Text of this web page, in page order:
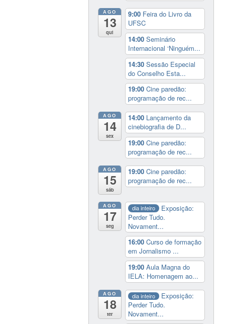
AGO
13
qui
9:00 Feira do Livro da
UFSC
14:00Seminário
Internacional ‘Ninguém...
14:30Sessão Especial
do Conselho Esta...
19:00Cine paredão:
programação de rec...
AGO
14
sex
14:00 Lançamento da
cinebiografia de D...
19:00Cine paredão:
programação de rec...
AGO
15
sáb
19:00Cine paredão:
programação de rec...
AGO
17
seg
dia inteiro
Exposição:
Perder Tudo.
Novament...
16:00Curso de formação
em Jornalismo ...
19:00Aula Magna do
IELA: Homenagem ao...
AGO
18
ter
dia inteiro
Exposição:
Perder Tudo.
Novament...